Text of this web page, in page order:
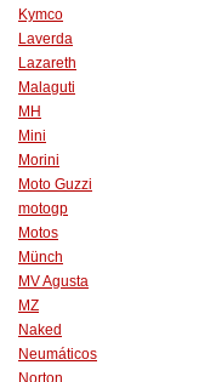
Kymco
Laverda
Lazareth
Malaguti
MH
Mini
Morini
Moto Guzzi
motogp
Motos
Münch
MV Agusta
MZ
Naked
Neumáticos
Norton